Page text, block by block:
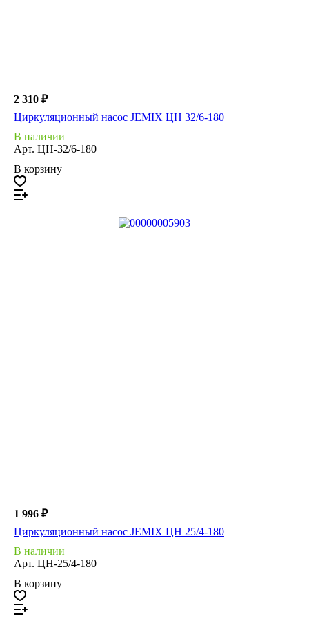
2 310 ₽
Циркуляционный насос JEMIX ЦН 32/6-180
В наличии
Арт. ЦН-32/6-180
В корзину
1 996 ₽
Циркуляционный насос JEMIX ЦН 25/4-180
В наличии
Арт. ЦН-25/4-180
В корзину